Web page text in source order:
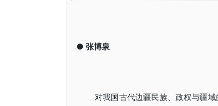
● 张博泉
对我国古代边疆民族、政权与疆